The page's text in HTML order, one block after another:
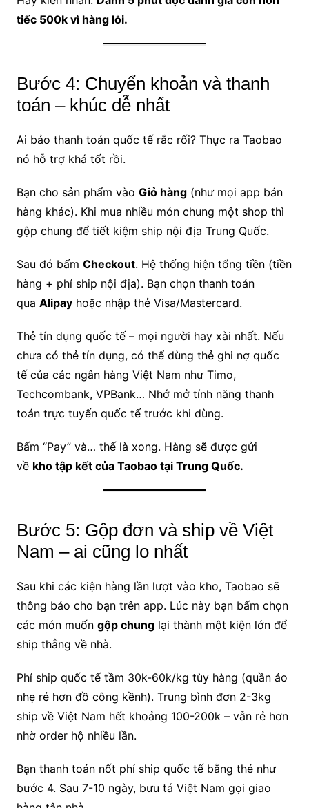
tiếc 500k vì hàng lỗi.
Bước 4: Chuyển khoản và thanh
toán – khúc dễ nhất
Ai bảo thanh toán quốc tế rắc rối? Thực ra Taobao
nó hỗ trợ khá tốt rồi.
Bạn cho sản phẩm vào Giỏ hàng(như mọi app bán
hàng khác). Khi mua nhiều món chung một shop thì
gộp chung để tiết kiệm ship nội địa Trung Quốc.
Sau đó bấm Checkout. Hệ thống hiện tổng tiền (tiền
hàng + phí ship nội địa). Bạn chọn thanh toán
qua Alipayhoặc nhập thẻ Visa/Mastercard.
Thẻ tín dụng quốc tế – mọi người hay xài nhất. Nếu
chưa có thẻ tín dụng, có thể dùng thẻ ghi nợ quốc
tế của các ngân hàng Việt Nam như Timo,
Techcombank, VPBank… Nhớ mở tính năng thanh
toán trực tuyến quốc tế trước khi dùng.
Bấm “Pay” và… thế là xong. Hàng sẽ được gửi
về kho tập kết của Taobao tại Trung Quốc.
Bước 5: Gộp đơn và ship về Việt
Nam – ai cũng lo nhất
Sau khi các kiện hàng lần lượt vào kho, Taobao sẽ
thông báo cho bạn trên app. Lúc này bạn bấm chọn
các món muốn gộp chunglại thành một kiện lớn để
ship thẳng về nhà.
Phí ship quốc tế tầm 30k-60k/kg tùy hàng (quần áo
nhẹ rẻ hơn đồ công kềnh). Trung bình đơn 2-3kg
ship về Việt Nam hết khoảng 100-200k – vẫn rẻ hơn
nhờ order hộ nhiều lần.
Bạn thanh toán nốt phí ship quốc tế bằng thẻ như
bước 4. Sau 7-10 ngày, bưu tá Việt Nam gọi giao